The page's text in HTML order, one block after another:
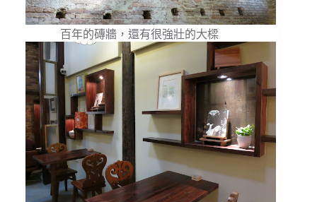
百年的磚牆，還有很強壯的大樑